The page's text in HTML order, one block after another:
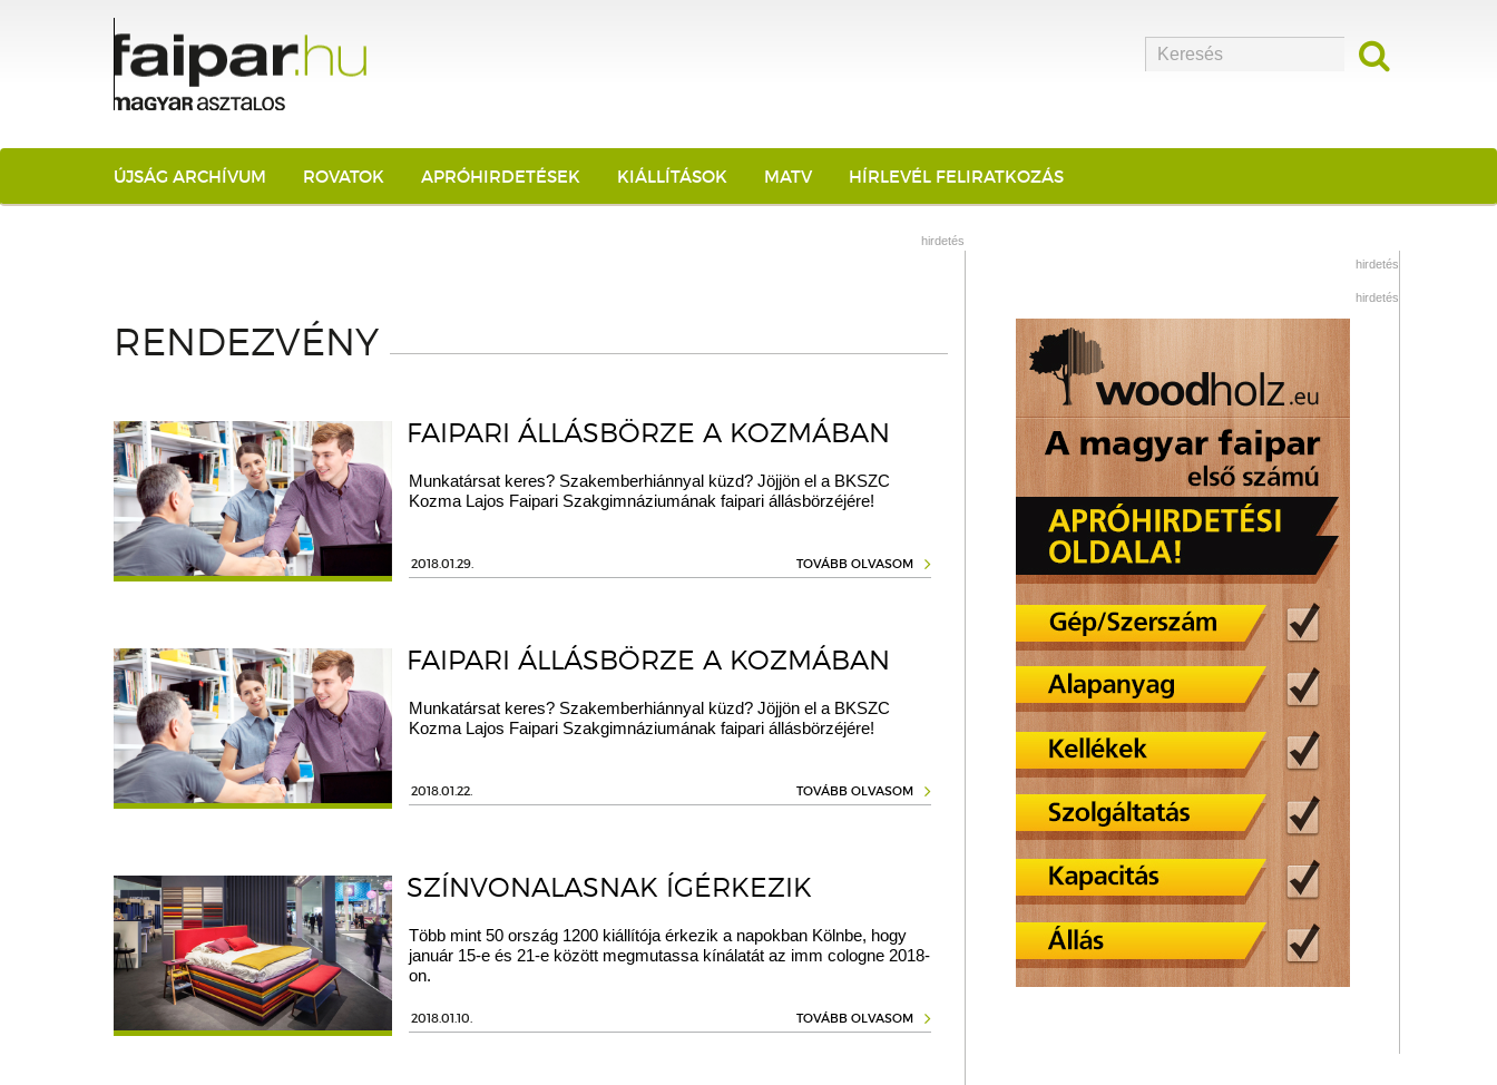
ÚJSÁG ARCHÍVUM ROVATOK APRÓHIRDETÉSEK KIÁLLÍTÁSOK MATV HÍRLEVÉL FELIRATKOZÁS
hirdetés
RENDEZVÉNY
FAIPARI ÁLLÁSBÖRZE A KOZMÁBAN
Munkatársat keres? Szakemberhiánnyal küzd? Jöjjön el a BKSZC
Kozma Lajos Faipari Szakgimnáziumának faipari állásbörzéjére!
2018.01.29. TOVÁBB OLVASOM
FAIPARI ÁLLÁSBÖRZE A KOZMÁBAN
Munkatársat keres? Szakemberhiánnyal küzd? Jöjjön el a BKSZC
Kozma Lajos Faipari Szakgimnáziumának faipari állásbörzéjére!
2018.01.22. TOVÁBB OLVASOM
SZÍNVONALASNAK ÍGÉRKEZIK
Több mint 50 ország 1200 kiállítója érkezik a napokban Kölnbe, hogy
január 15-e és 21-e között megmutassa kínálatát az imm cologne 2018-
on.
2018.01.10. TOVÁBB OLVASOM
hirdetés
hirdetés